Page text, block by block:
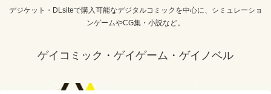
デジケット・DLsiteで購入可能なデジタルコミックを中心に、シミュレーショ
ンゲームやCG集・小説など。
ゲイコミック・ゲイゲーム・ゲイノベル